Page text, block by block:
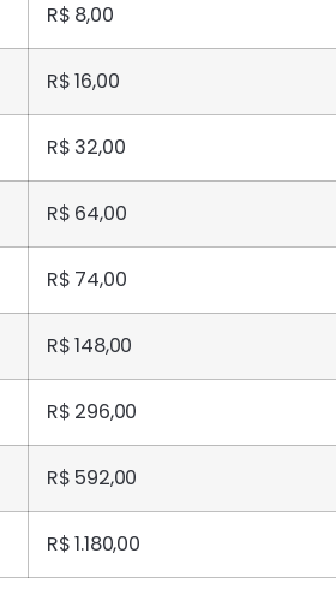
R$ 8,00
R$ 16,00
R$ 32,00
R$ 64,00
R$ 74,00
R$ 148,00
R$ 296,00
R$ 592,00
R$ 1.180,00